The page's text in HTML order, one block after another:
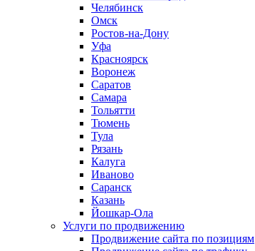
Челябинск
Омск
Ростов-на-Дону
Уфа
Красноярск
Воронеж
Саратов
Самара
Тольятти
Тюмень
Тула
Рязань
Калуга
Иваново
Саранск
Казань
Йошкар-Ола
Услуги по продвижению
Продвижение сайта по позициям